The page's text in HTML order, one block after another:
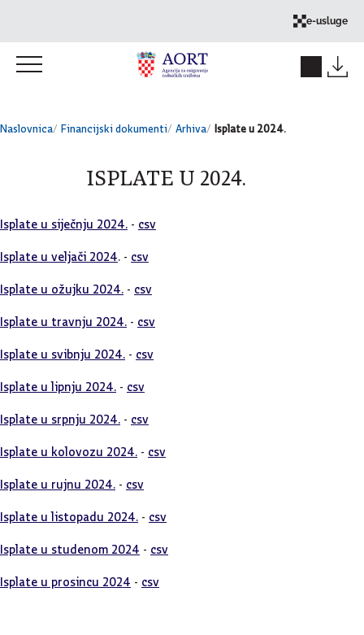
e-usluge
Naslovnica Financijski dokumenti Arhiva Isplate u 2024.
ISPLATE U 2024.
Isplate u siječnju 2024. csv
Isplate u veljači 2024 csv
Isplate u ožujku 2024. csv
Isplate u travnju 2024. csv
Isplate u svibnju 2024. csv
Isplate u lipnju 2024. csv
Isplate u srpnju 2024. csv
Isplate u kolovozu 2024. csv
Isplate u rujnu 2024. csv
Isplate u listopadu 2024. csv
Isplate u studenom 2024 csv
Isplate u prosincu 2024 csv